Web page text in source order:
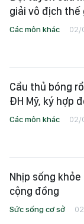
giải vô địch thế
Các môn khác 02/
Cầu thủ bóng
ĐH Mỹ, ký hợp
Các môn khác 02/
Nhịp sống
cộng đồng
Sức sống cơ sở